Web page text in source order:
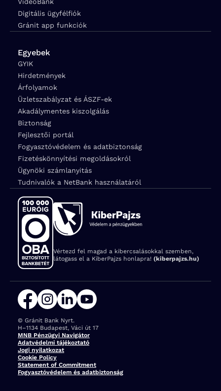
Digitális ügyfélfiók
Gránit app funkciók
Egyebek
GYIK
Hirdetmények
Árfolyamok
Üzletszabályzat és ÁSZF-ek
Akadálymentes kiszolgálás
Biztonság
Fejlesztői portál
Fogyasztóvédelem és adatbiztonság
Fizetéskönnyítési megoldásokról
Ügynöki számlanyitás
Tudnivalók a NetBank használatáról
Vértezd fel magad a kibercsalásokkal szemben,
látogass el a KiberPajzs honlapra! (kiberpajzs.hu)
© Gránit Bank Nyrt.
Cím:
H–1134 Budapest, Váci út 17
MNB Pénzügyi Navigátor
Adatvédelmi tájékoztató
Jogi nyilatkozat
Cookie Policy
Statement of Commitment
Fogyasztóvédelem és adatbiztonság